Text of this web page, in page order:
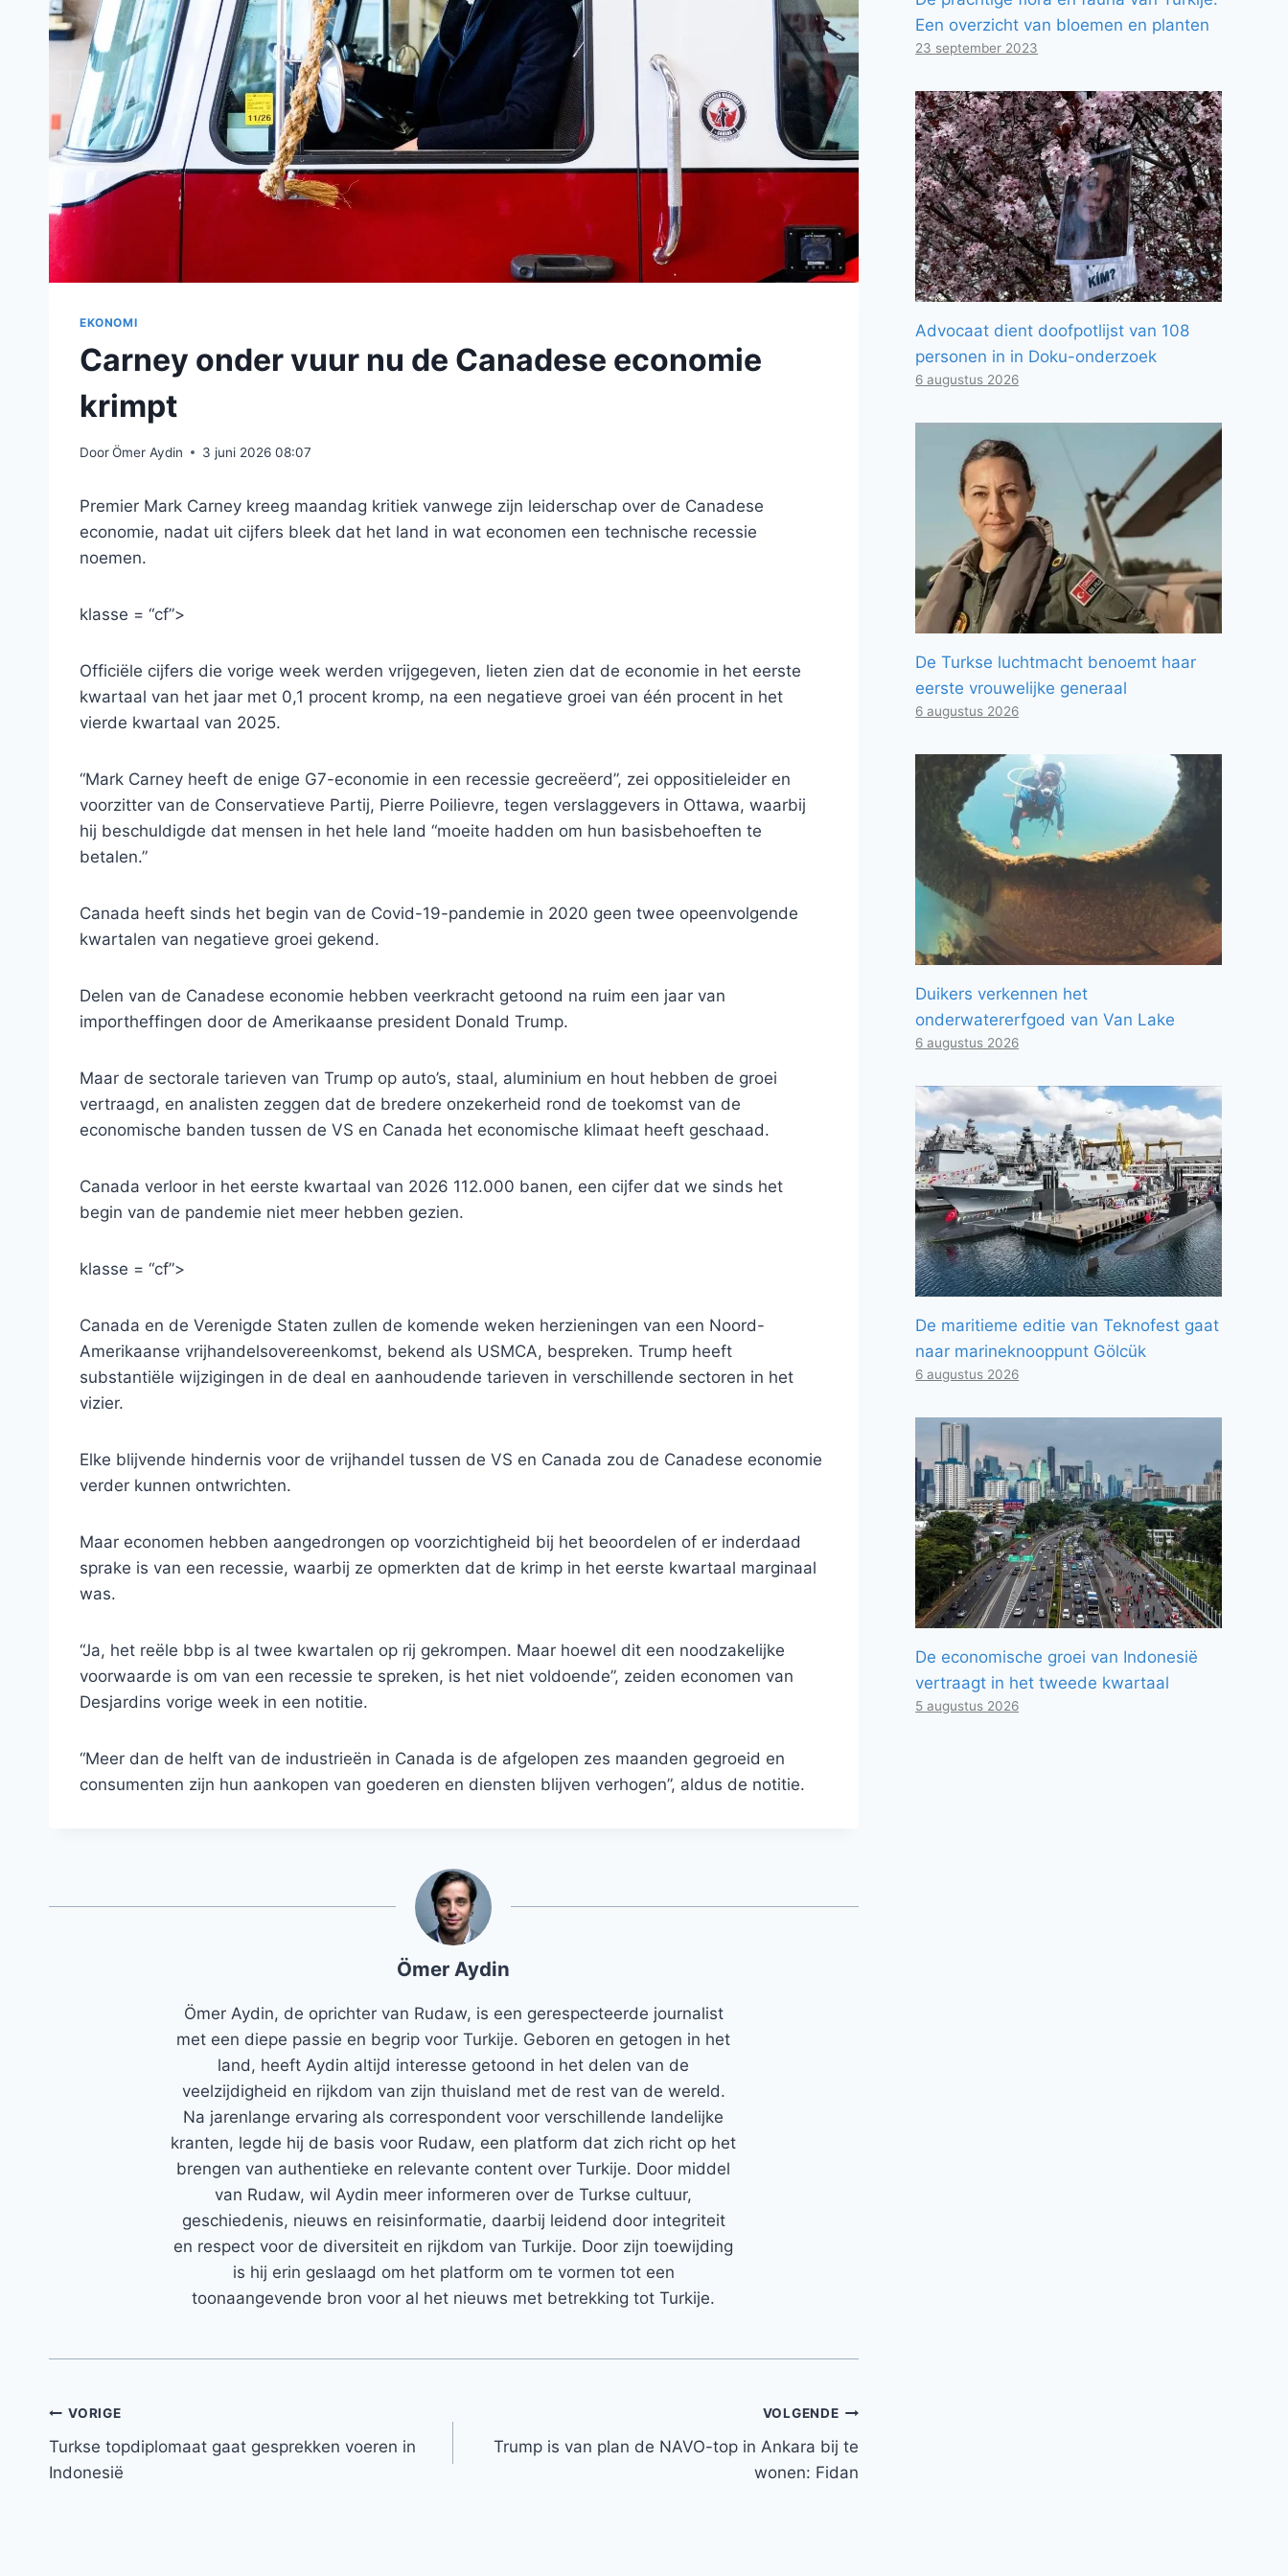
EKONOMI
Carney onder vuur nu de Canadese economie
krimpt
DoorÖmer Aydin 3 juni 2026 08:07
Premier Mark Carney kreeg maandag kritiek vanwege zijn leiderschap over de Canadese
economie, nadat uit cijfers bleek dat het land in wat economen een technische recessie
noemen.
klasse = “cf”>
Officiële cijfers die vorige week werden vrijgegeven, lieten zien dat de economie in het eerste
kwartaal van het jaar met 0,1 procent kromp, na een negatieve groei van één procent in het
vierde kwartaal van 2025.
“Mark Carney heeft de enige G7-economie in een recessie gecreëerd”, zei oppositieleider en
voorzitter van de Conservatieve Partij, Pierre Poilievre, tegen verslaggevers in Ottawa, waarbij
hij beschuldigde dat mensen in het hele land “moeite hadden om hun basisbehoeften te
betalen.”
Canada heeft sinds het begin van de Covid-19-pandemie in 2020 geen twee opeenvolgende
kwartalen van negatieve groei gekend.
Delen van de Canadese economie hebben veerkracht getoond na ruim een ​​jaar van
importheffingen door de Amerikaanse president Donald Trump.
Maar de sectorale tarieven van Trump op auto’s, staal, aluminium en hout hebben de groei
vertraagd, en analisten zeggen dat de bredere onzekerheid rond de toekomst van de
economische banden tussen de VS en Canada het economische klimaat heeft geschaad.
Canada verloor in het eerste kwartaal van 2026 112.000 banen, een cijfer dat we sinds het
begin van de pandemie niet meer hebben gezien.
klasse = “cf”>
Canada en de Verenigde Staten zullen de komende weken herzieningen van een Noord-
Amerikaanse vrijhandelsovereenkomst, bekend als USMCA, bespreken. Trump heeft
substantiële wijzigingen in de deal en aanhoudende tarieven in verschillende sectoren in het
vizier.
Elke blijvende hindernis voor de vrijhandel tussen de VS en Canada zou de Canadese economie
verder kunnen ontwrichten.
Maar economen hebben aangedrongen op voorzichtigheid bij het beoordelen of er inderdaad
sprake is van een recessie, waarbij ze opmerkten dat de krimp in het eerste kwartaal marginaal
was.
“Ja, het reële bbp is al twee kwartalen op rij gekrompen. Maar hoewel dit een noodzakelijke
voorwaarde is om van een recessie te spreken, is het niet voldoende”, zeiden economen van
Desjardins vorige week in een notitie.
“Meer dan de helft van de industrieën in Canada is de afgelopen zes maanden gegroeid en
consumenten zijn hun aankopen van goederen en diensten blijven verhogen”, aldus de notitie.
Ömer Aydin
Ömer Aydin, de oprichter van Rudaw, is een gerespecteerde journalist
met een diepe passie en begrip voor Turkije. Geboren en getogen in het
land, heeft Aydin altijd interesse getoond in het delen van de
veelzijdigheid en rijkdom van zijn thuisland met de rest van de wereld.
Na jarenlange ervaring als correspondent voor verschillende landelijke
kranten, legde hij de basis voor Rudaw, een platform dat zich richt op het
brengen van authentieke en relevante content over Turkije. Door middel
van Rudaw, wil Aydin meer informeren over de Turkse cultuur,
geschiedenis, nieuws en reisinformatie, daarbij leidend door integriteit
en respect voor de diversiteit en rijkdom van Turkije. Door zijn toewijding
is hij erin geslaagd om het platform om te vormen tot een
toonaangevende bron voor al het nieuws met betrekking tot Turkije.
Bericht
navigatie
VORIGE
Turkse topdiplomaat gaat gesprekken voeren in
Indonesië
VOLGENDE
Trump is van plan de NAVO-top in Ankara bij te
wonen: Fidan
Een overzicht van bloemen en planten
23 september 2023
Advocaat dient doofpotlijst van 108
personen in in Doku-onderzoek
6 augustus 2026
De Turkse luchtmacht benoemt haar
eerste vrouwelijke generaal
6 augustus 2026
Duikers verkennen het
onderwatererfgoed van Van Lake
6 augustus 2026
De maritieme editie van Teknofest gaat
naar marineknooppunt Gölcük
6 augustus 2026
De economische groei van Indonesië
vertraagt ​​in het tweede kwartaal
5 augustus 2026